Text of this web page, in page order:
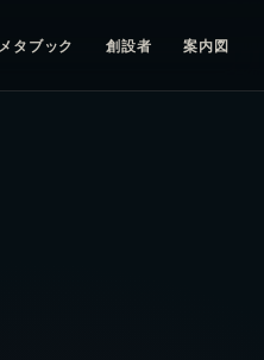
メタブック 創設者 案内図